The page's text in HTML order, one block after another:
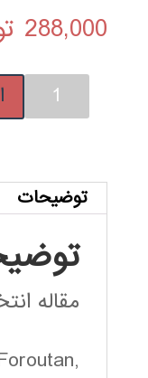
288,000
لیست
کم
توان
با
ساختار
GDI
توضیحات
مقاله